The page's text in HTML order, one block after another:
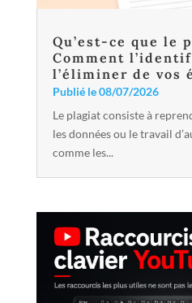
Qu’est-ce que le
Comment
l’éliminer de vos
Publié le 08/07/2026
Le plagiat consiste à
les données ou le travail
comme les...